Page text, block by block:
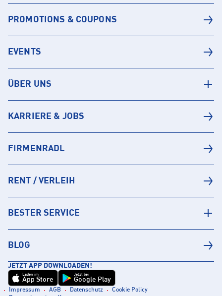
PROMOTIONS & COUPONS
EVENTS
ÜBER UNS
KARRIERE & JOBS
FIRMENRADL
RENT / VERLEIH
BESTER SERVICE
BLOG
JETZT APP DOWNLOADEN!
Laden im
App Store
Jetzt bei
Google Play
Impressum AGB Datenschutz
Cookie Policy